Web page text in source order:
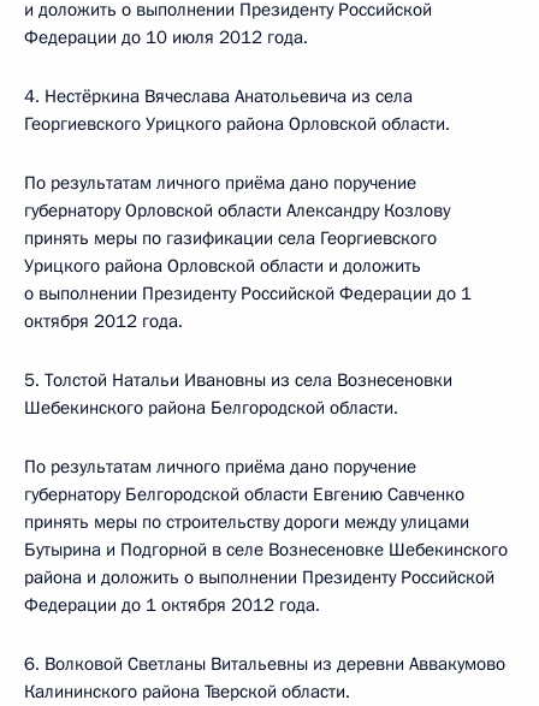
и доложить о выполнении Президенту Российской
Федерации до 10 июля 2012 года.
4. Нестёркина Вячеслава Анатольевича из села
Георгиевского Урицкого района Орловской области.
По результатам личного приёма дано поручение
губернатору Орловской области Александру Козлову
принять меры по газификации села Георгиевского
Урицкого района Орловской области и доложить
о выполнении Президенту Российской Федерации до 1
октября 2012 года.
5. Толстой Натальи Ивановны из села Вознесеновки
Шебекинского района Белгородской области.
По результатам личного приёма дано поручение
губернатору Белгородской области Евгению Савченко
принять меры по строительству дороги между улицами
Бутырина и Подгорной в селе Вознесеновке Шебекинского
района и доложить о выполнении Президенту Российской
Федерации до 1 октября 2012 года.
6. Волковой Светланы Витальевны из деревни Аввакумово
Калининского района Тверской области.